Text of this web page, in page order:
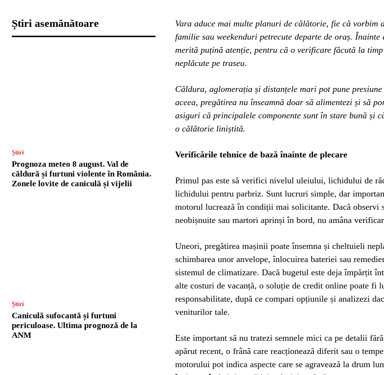
Știri asemănătoare
Știri
Prognoza meteo 8 august. Val de
căldură și furtuni violente în România.
Zonele lovite de caniculă și vijelii
Știri
Caniculă sufocantă și furtuni
periculoase. Ultima prognoză de la
ANM
Vara aduce mai multe planuri de călătorie, fie că vorbim
familie sau weekenduri petrecute departe de oraș.
merită puțină atenție, pentru că o verificare făcută la
neplăcute pe traseu.
Căldura, aglomerația și distanțele mari pot pune
aceea, pregătirea nu înseamnă doar să alimentezi și să
asiguri că principalele componente sunt în stare bună și
o călătorie liniștită.
Verificările tehnice de bază înainte de plecare
Primul pas este să verifici nivelul uleiului, lichidului de
lichidului pentru parbriz. Sunt lucruri simple, dar
motorul lucrează în condiții mai solicitante. Dacă observi
neobișnuite sau martori aprinși în bord, nu amâna
Uneori, pregătirea mașinii poate însemna și cheltuieli
schimbarea unor anvelope, înlocuirea bateriei sau
sistemul de climatizare. Dacă bugetul este deja împărțit
alte costuri de vacanță, o soluție de credit online poate fi
responsabilitate, după ce compari opțiunile și analizezi
veniturilor tale.
Este important să nu tratezi semnele mici ca pe detalii
apărut recent, o frână care reacționează diferit sau o
motorului pot indica aspecte care se agravează la drum